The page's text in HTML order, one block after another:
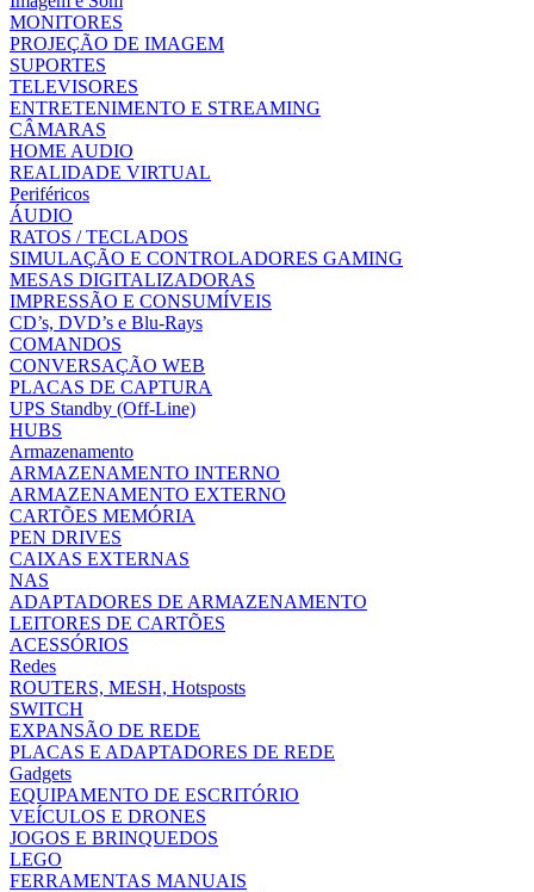
MONITORES
PROJEÇÃO DE IMAGEM
SUPORTES
TELEVISORES
ENTRETENIMENTO E STREAMING
CÂMARAS
HOME AUDIO
REALIDADE VIRTUAL
Periféricos
ÁUDIO
RATOS / TECLADOS
SIMULAÇÃO E CONTROLADORES GAMING
MESAS DIGITALIZADORAS
IMPRESSÃO E CONSUMÍVEIS
CD’s, DVD’s e Blu-Rays
COMANDOS
CONVERSAÇÃO WEB
PLACAS DE CAPTURA
UPS Standby (Off-Line)
HUBS
Armazenamento
ARMAZENAMENTO INTERNO
ARMAZENAMENTO EXTERNO
CARTÕES MEMÓRIA
PEN DRIVES
CAIXAS EXTERNAS
NAS
ADAPTADORES DE ARMAZENAMENTO
LEITORES DE CARTÕES
ACESSÓRIOS
Redes
ROUTERS, MESH, Hotsposts
SWITCH
EXPANSÃO DE REDE
PLACAS E ADAPTADORES DE REDE
Gadgets
EQUIPAMENTO DE ESCRITÓRIO
VEÍCULOS E DRONES
JOGOS E BRINQUEDOS
LEGO
FERRAMENTAS MANUAIS